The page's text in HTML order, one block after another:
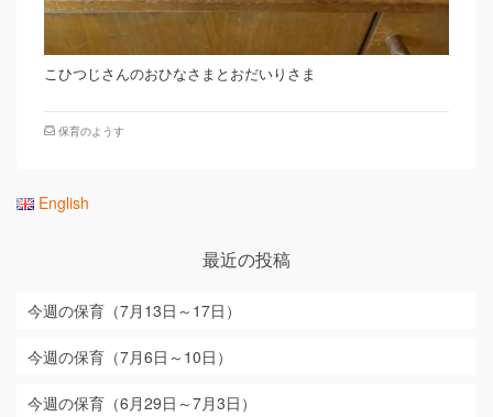
こひつじさんのおひなさまとおだいりさま
保育のようす
English
最近の投稿
今週の保育（7月13日～17日）
今週の保育（7月6日～10日）
今週の保育（6月29日～7月3日）